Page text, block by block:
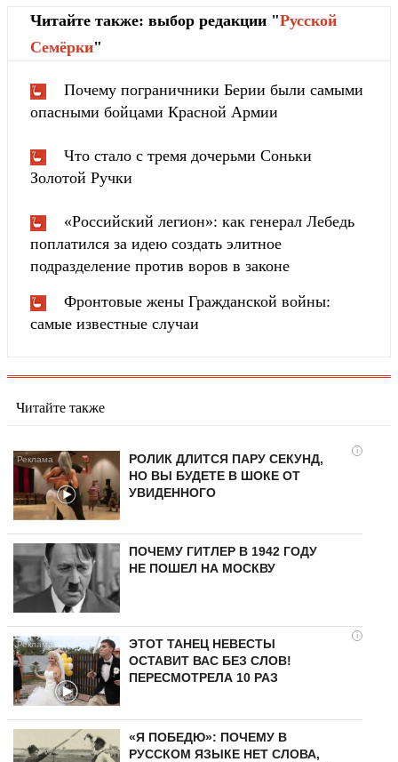
Читайте также: выбор редакции "Русской
Cемёрки"
Почему пограничники Берии были самыми
опасными бойцами Красной Армии
Что стало с тремя дочерьми Соньки
Золотой Ручки
«Российский легион»: как генерал Лебедь
поплатился за идею создать элитное
подразделение против воров в законе
Фронтовые жены Гражданской войны:
самые известные случаи
Читайте также
i
РОЛИК ДЛИТСЯ ПАРУ СЕКУНД,
НО ВЫ БУДЕТЕ В ШОКЕ ОТ
УВИДЕННОГО
ПОЧЕМУ ГИТЛЕР В 1942 ГОДУ
НЕ ПОШЕЛ НА МОСКВУ
i
ЭТОТ ТАНЕЦ НЕВЕСТЫ
ОСТАВИТ ВАС БЕЗ СЛОВ!
ПЕРЕСМОТРЕЛА 10 РАЗ
«Я ПОБЕДЮ»: ПОЧЕМУ В
РУССКОМ ЯЗЫКЕ НЕТ СЛОВА,